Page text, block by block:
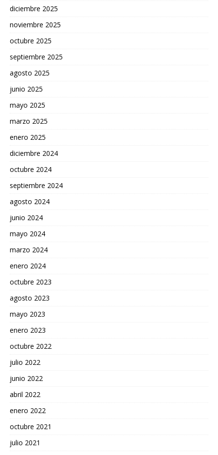
diciembre 2025
noviembre 2025
octubre 2025
septiembre 2025
agosto 2025
junio 2025
mayo 2025
marzo 2025
enero 2025
diciembre 2024
octubre 2024
septiembre 2024
agosto 2024
junio 2024
mayo 2024
marzo 2024
enero 2024
octubre 2023
agosto 2023
mayo 2023
enero 2023
octubre 2022
julio 2022
junio 2022
abril 2022
enero 2022
octubre 2021
julio 2021